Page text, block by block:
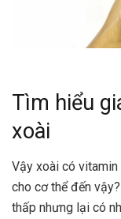
Tìm hiểu
xoài
Vậy xoài có
cho cơ thể đến
thấp nhưng lại có